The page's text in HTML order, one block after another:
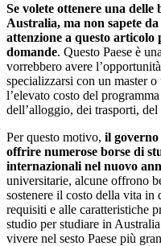
Se volete ottenere una
Australia, ma non sapete
attenzione a questo articolo
domande. Questo Paese è
vorrebbero avere
specializzarsi con un master
l’elevato costo del
dell’alloggio, dei trasporti, del
Per questo motivo, il
offrire numerose borse di
internazionali nel nuovo
universitarie, alcune offrono
sostenere il costo della vita in
requisiti e alle caratteristiche
studio per studiare in
vivere nel sesto Paese più